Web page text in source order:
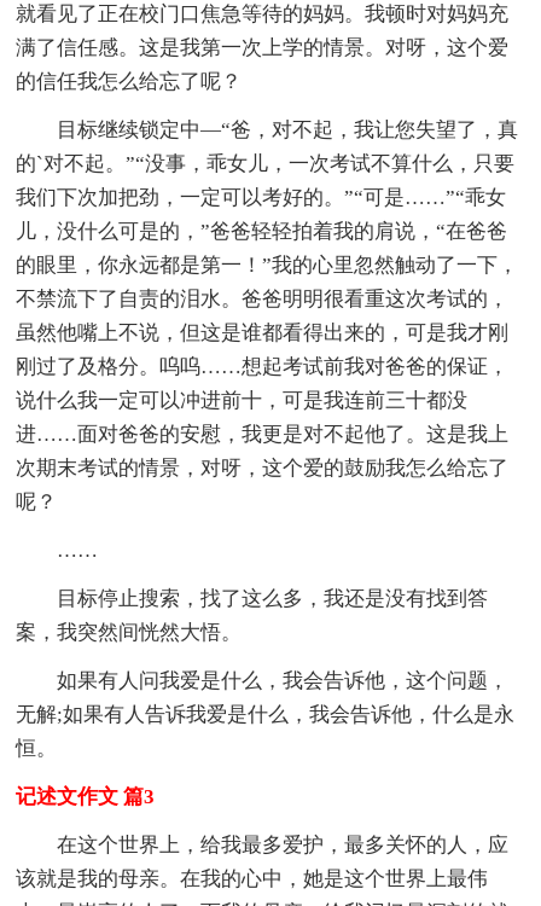
就看见了正在校门口焦急等待的妈妈。我顿时对妈妈充
满了信任感。这是我第一次上学的情景。对呀，这个爱
的信任我怎么给忘了呢？
目标继续锁定中—“爸，对不起，我让您失望了，真
的`对不起。”“没事，乖女儿，一次考试不算什么，只要
我们下次加把劲，一定可以考好的。”“可是……”“乖女
儿，没什么可是的，”爸爸轻轻拍着我的肩说，“在爸爸
的眼里，你永远都是第一！”我的心里忽然触动了一下，
不禁流下了自责的泪水。爸爸明明很看重这次考试的，
虽然他嘴上不说，但这是谁都看得出来的，可是我才刚
刚过了及格分。呜呜……想起考试前我对爸爸的保证，
说什么我一定可以冲进前十，可是我连前三十都没
进……面对爸爸的安慰，我更是对不起他了。这是我上
次期末考试的情景，对呀，这个爱的鼓励我怎么给忘了
呢？
……
目标停止搜索，找了这么多，我还是没有找到答
案，我突然间恍然大悟。
如果有人问我爱是什么，我会告诉他，这个问题，
无解;如果有人告诉我爱是什么，我会告诉他，什么是永
恒。
记述文作文 篇3
在这个世界上，给我最多爱护，最多关怀的人，应
该就是我的母亲。在我的心中，她是这个世界上最伟